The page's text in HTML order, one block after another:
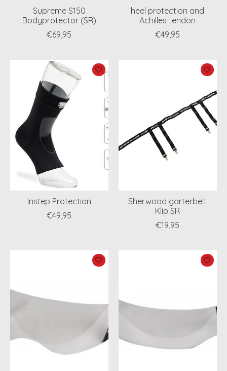
Supreme S150
Bodyprotector (SR)
€69,95
heel protection and
Achilles tendon
€49,95
Instep Protection
€49,95
Sherwood garterbelt
Klip SR
€19,95